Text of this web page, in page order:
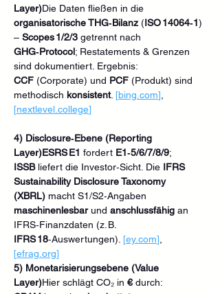
Layer)Die Daten fließen in die
organisatorische THG‑Bilanz (ISO 14064‑1)
– Scopes 1/2/3 getrennt nach
GHG‑Protocol; Restatements & Grenzen
sind dokumentiert. Ergebnis:
CCF (Corporate) und PCF (Produkt) sind
methodisch konsistent. [bing.com]
[nextlevel.college]
4) Disclosure‑Ebene (Reporting
Layer)ESRS E1 fordert E1‑5/6/7/8/9;
ISSB liefert die Investor‑Sicht. Die IFRS
Sustainability Disclosure Taxonomy
(XBRL) macht S1/S2‑Angaben
maschinenlesbar und anschlussfähig an
IFRS‑Finanzdaten (z. B.
IFRS 18‑Auswertungen). [ey.com]
[efrag.org]
5) Monetarisierungsebene (Value
Layer)Hier schlägt CO₂ in € durch: